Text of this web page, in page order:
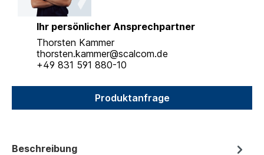
Ihr persönlicher Ansprechpartner
Thorsten Kammer
thorsten.kammer@scalcom.de
+49 831 591 880-10
Produktanfrage
Beschreibung